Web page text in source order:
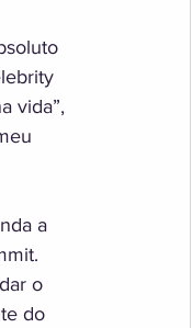
vida”,
a
o
do